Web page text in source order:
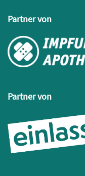
Partner von
Partner von